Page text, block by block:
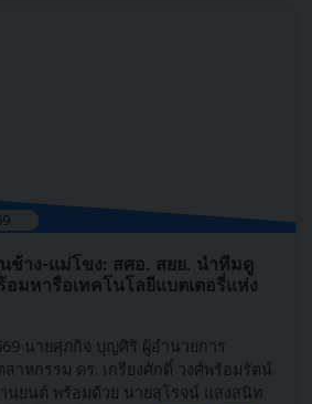
ช้าง-แม่โขง: สศอ. สยย. นำทีมดู
อมหารือเทคโนโลยีแบตเตอรี่แห่ง
นายศุภกิจ บุญศิริ ผู้อำนวยการ
าหกรรม ดร. เกรียงศักดิ์ วงศ์พร้อมรัตน์
นยนต์ พร้อมด้วย นายสุโรจน์ แสงสนิท